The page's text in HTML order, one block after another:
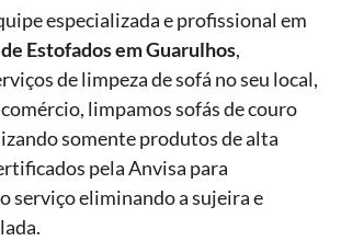
especializada e profissional em
Estofadosem Guarulhos,
de limpeza de sofá no seu local,
limpamos sofás de couro
somente produtos de alta
pela Anvisa para
serviço eliminando a sujeira e